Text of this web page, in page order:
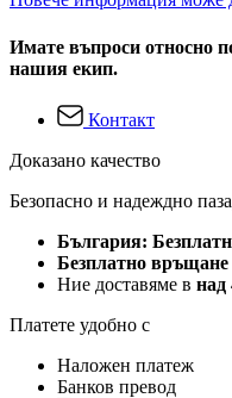
Имате въпроси относно
нашия екип.
Контакт
Доказано качество
Безопасно и надеждно
България:
Безплатно връщане
Ние доставяме в над
Платете удобно с
Наложен платеж
Банков превод